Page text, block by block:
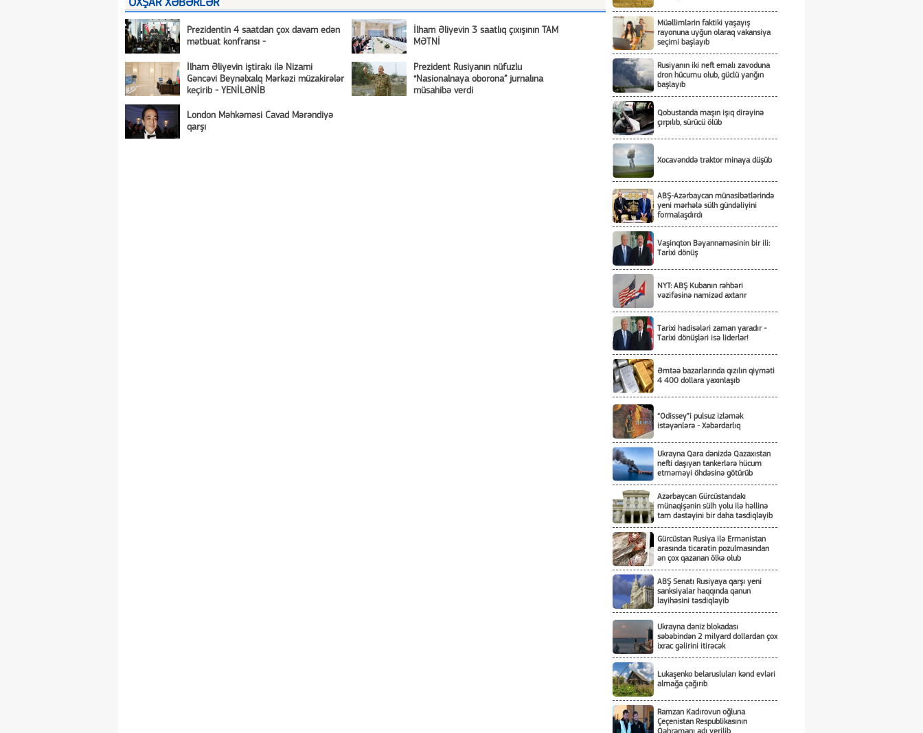
OXŞAR XƏBƏRLƏR
Prezidentin 4 saatdan çox davam edən
mətbuat konfransı -
İlham Əliyevin 3 saatlıq çıxışının TAM
MƏTNİ
İlham Əliyevin iştirakı ilə Nizami
Gəncəvi Beynəlxalq Mərkəzi müzakirələr
keçirib - YENİLƏNİB
Prezident Rusiyanın nüfuzlu
“Nasionalnaya oborona” jurnalına
müsahibə verdi
London Məhkəməsi Cavad Mərəndiyə
qarşı
Müəllimlərin faktiki yaşayış
rayonuna uyğun olaraq vakansiya
seçimi başlayıb
Rusiyanın iki neft emalı zavoduna
dron hücumu olub, güclü yanğın
başlayıb
Qobustanda maşın işıq dirəyinə
çırpılıb, sürücü ölüb
Xocavənddə traktor minaya düşüb
ABŞ-Azərbaycan münasibətlərində
yeni mərhələ sülh gündəliyini
formalaşdırdı
Vaşinqton Bəyannaməsinin bir ili:
Tarixi dönüş
NYT: ABŞ Kubanın rəhbəri
vəzifəsinə namizəd axtarır
Tarixi hadisələri zaman yaradır -
Tarixi dönüşləri isə liderlər!
Əmtəə bazarlarında qızılın qiyməti
4 400 dollara yaxınlaşıb
“Odissey”i pulsuz izləmək
istəyənlərə - Xəbərdarlıq
Ukrayna Qara dənizdə Qazaxıstan
nefti daşıyan tankerlərə hücum
etməməyi öhdəsinə götürüb
Azərbaycan Gürcüstandakı
münaqişənin sülh yolu ilə həllinə
tam dəstəyini bir daha təsdiqləyib
Gürcüstan Rusiya ilə Ermənistan
arasında ticarətin pozulmasından
ən çox qazanan ölkə olub
ABŞ Senatı Rusiyaya qarşı yeni
sanksiyalar haqqında qanun
layihəsini təsdiqləyib
Ukrayna dəniz blokadası
səbəbindən 2 milyard dollardan çox
ixrac gəlirini itirəcək
Lukaşenko belarusluları kənd evləri
almağa çağırıb
Ramzan Kadırovun oğluna
Çeçenistan Respublikasının